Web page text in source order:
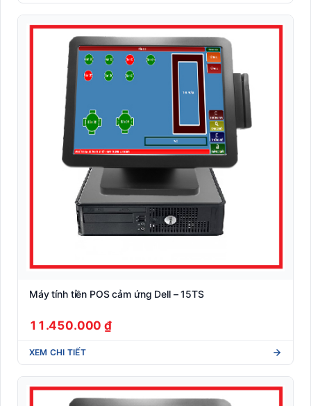
Máy POS Android
Máy POS các hãng
Máy POS các mô hình
Máy POS cầm tay
Máy POS Elanda
Máy POS hãng Partner
Máy POS P2C
Máy POS Sunmi
Máy tính tiền Easy POS
MÁY ZPOS ( Korea )
Trọn bộ máy tính tiền
Nhãn A4 self-adhesive văn phòng (Sticker Sheet)
Nhãn Dymo compatible (LabelWriter/4XL)
Nhãn giá điện tử
Máy tính tiền POS cảm ứng Dell – 15TS
11.450.000 ₫
XEM CHI TIẾT